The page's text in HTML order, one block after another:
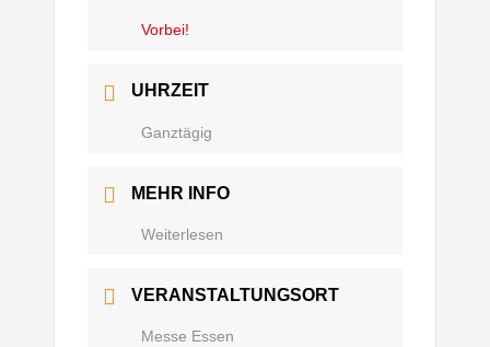
Vorbei!
UHRZEIT
Ganztägig
MEHR INFO
Weiterlesen
VERANSTALTUNGSORT
Messe Essen